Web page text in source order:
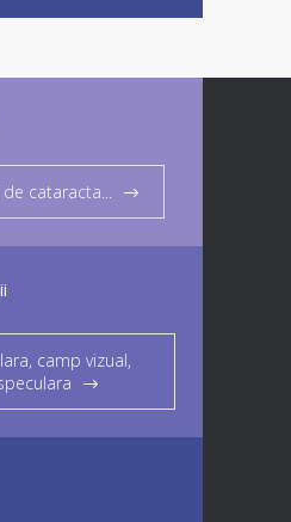
cataracta...
camp vizual,